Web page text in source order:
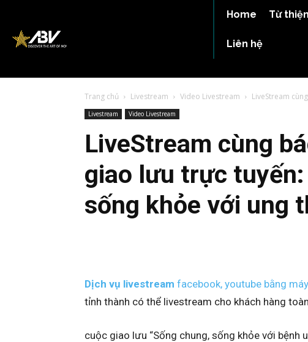
Home Từ thiện
Liên hệ
Trang chủ Livestream Video Livestream LiveStream
Livestream Video Livestream
LiveStream cùng
giao lưu trực tuyến:
sống khỏe với ung
Dịch vụ livestream facebook, youtube bằng
tỉnh thành có thể livestream cho khách hàng
cuộc giao lưu “Sống chung, sống khỏe với bệnh